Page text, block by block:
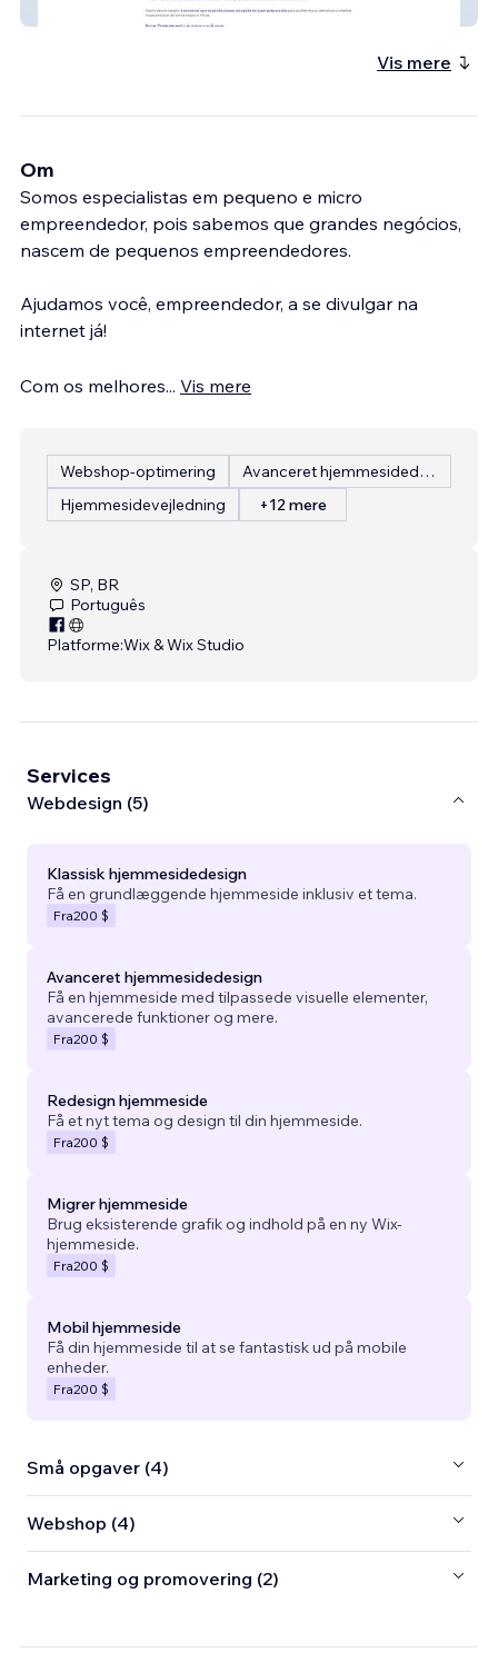
Luto Sistêmico
Vis mere
Om
Somos especialistas em pequeno e micro
empreendedor, pois sabemos que grandes negócios,
nascem de pequenos empreendedores.
Ajudamos você, empreendedor, a se divulgar na
internet já!
Com os melhores... Vis mere
Webshop-optimering
Avanceret hjemmesidedesign
Hjemmesidevejledning
+12 mere
SP, BR
Português
Platforme:Wix & Wix Studio
Services
Webdesign (5)
Klassisk hjemmesidedesign
Få en grundlæggende hjemmeside inklusiv et tema.
Fra200 $
Avanceret hjemmesidedesign
Få en hjemmeside med tilpassede visuelle elementer,
avancerede funktioner og mere.
Fra200 $
Redesign hjemmeside
Få et nyt tema og design til din hjemmeside.
Fra200 $
Migrer hjemmeside
Brug eksisterende grafik og indhold på en ny Wix-
hjemmeside.
Fra200 $
Mobil hjemmeside
Få din hjemmeside til at se fantastisk ud på mobile
enheder.
Fra200 $
Små opgaver (4)
Webshop (4)
Marketing og promovering (2)